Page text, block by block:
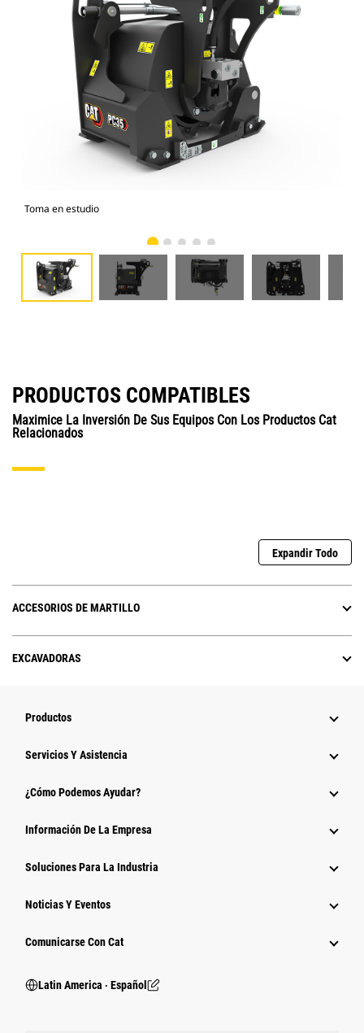
Toma en estudio
PRODUCTOS COMPATIBLES
Maximice La Inversión De Sus Equipos Con Los Productos Cat
Relacionados
Expandir Todo
ACCESORIOS DE MARTILLO
EXCAVADORAS
Productos
Servicios Y Asistencia
¿Cómo Podemos Ayudar?
Información De La Empresa
Soluciones Para La Industria
Noticias Y Eventos
Comunicarse Con Cat
Latin America ‧ Español